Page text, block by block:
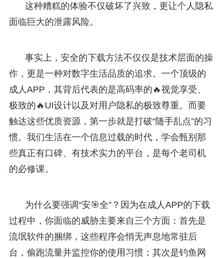
这种糟糕的体验不仅破坏了兴致，更让个人隐私
面临巨大的泄露风险。
事实上，安全的下载方法不仅仅是技术层面的操
作，更是一种对数字生活品质的追求。一个顶级的
成人APP，其背后代表的是高码率的🔥视觉享受、
极致的🔥UI设计以及对用户隐私的极致尊重。而要
触达这些优质资源，第一步就是打破“随手乱点”的习
惯。我们生活在一个信息过载的时代，学会甄别那
些真正有口碑、有技术实力的平台，是每个老司机
的必修课。
为什么要强调“安🎯全”？因为在成人APP的下载
过程中，你面临的威胁主要来自三个方面：首先是
流氓软件的捆绑，这些程序会悄无声息地常驻后
台，偷跑流量并监控你的使用习惯；其次是钓鱼网